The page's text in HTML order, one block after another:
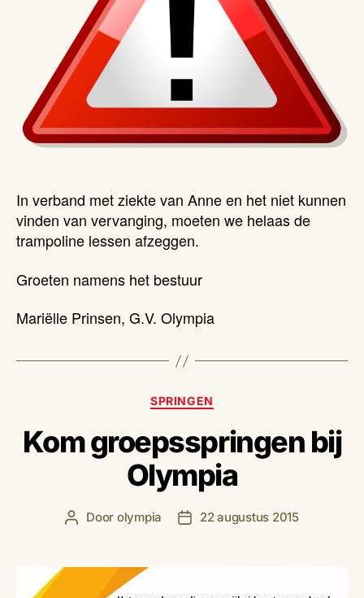
In verband met ziekte van Anne en het niet kunnen
vinden van vervanging, moeten we helaas de
trampoline lessen afzeggen.
Groeten namens het bestuur
Mariëlle Prinsen, G.V. Olympia
Categorieën
SPRINGEN
Kom groepsspringen bij
Olympia
Berichtauteur
Door olympia Berichtdatum
22 augustus 2015